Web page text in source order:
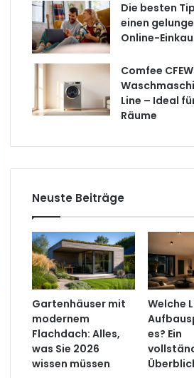
Die besten
einen
Online-
Comfee
Line – Ideal
Räume
Neuste Beiträge
Gartenhäuser mit
modernem
Flachdach: Alles,
was Sie 2026
wissen müssen
Welche
es? Ein